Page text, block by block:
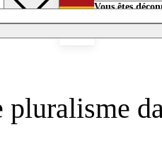
Vous êtes
pluralisme